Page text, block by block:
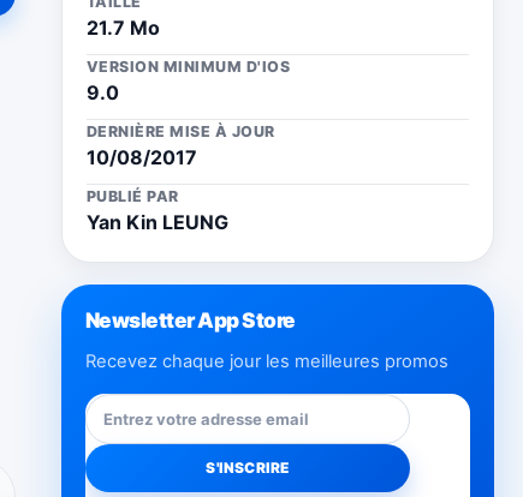
21.7 Mo
VERSION MINIMUM D'IOS
9.0
DERNIÈRE MISE À JOUR
10/08/2017
PUBLIÉ PAR
Yan Kin LEUNG
Newsletter App Store
Recevez chaque jour les meilleures promos